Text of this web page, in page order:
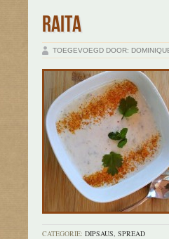
RAITA
TOEGEVOEGD DOOR:
CATEGORIE: DIPSAUS, SPREAD